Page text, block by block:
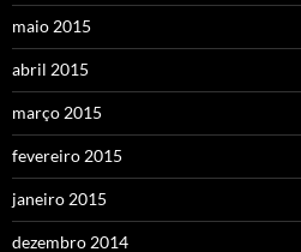
maio 2015
abril 2015
março 2015
fevereiro 2015
janeiro 2015
dezembro 2014